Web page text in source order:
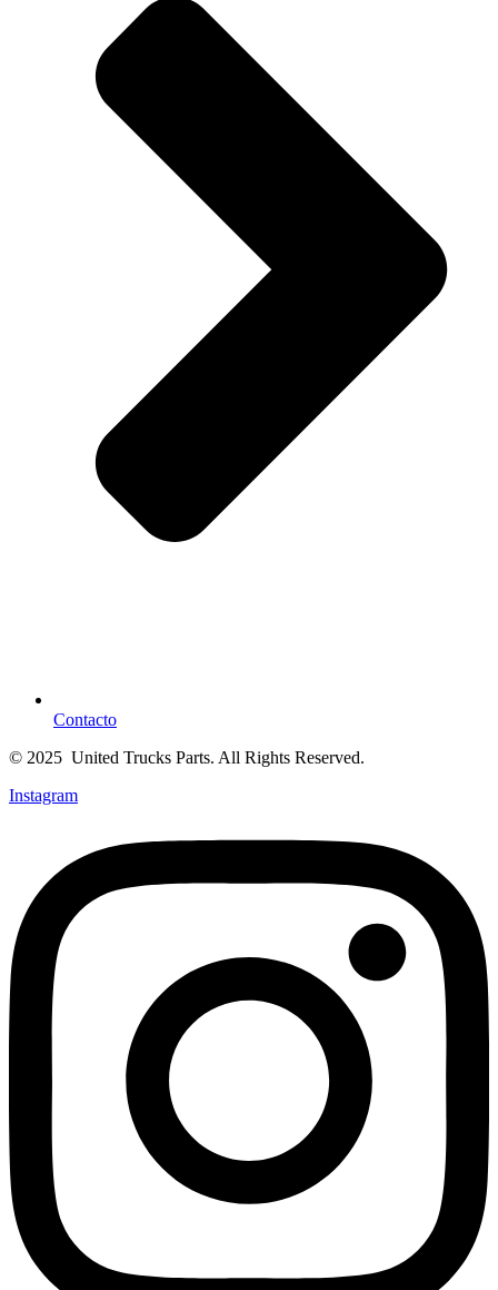
Contacto
© 2025 United Trucks Parts. All Rights Reserved.
Instagram